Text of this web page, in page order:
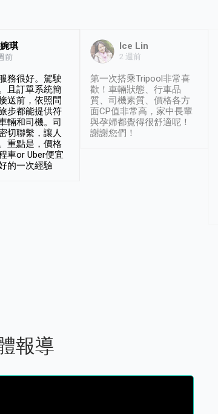
琪
前
務很好。駕駛
且訂單系統簡
送前，依照問
步都能提供符
輛和司機。司
切聯繫，讓人
重點是，價格
車or Uber便宜
的一次經驗
Ice Lin
2 週前
第一次搭乘Tripool非常喜
歡！車輛狀態、行車品
質、司機素質、價格各方
面CP值非常高，家中長輩
與孕婦都覺得很舒適呢！
謝謝您們！
報導